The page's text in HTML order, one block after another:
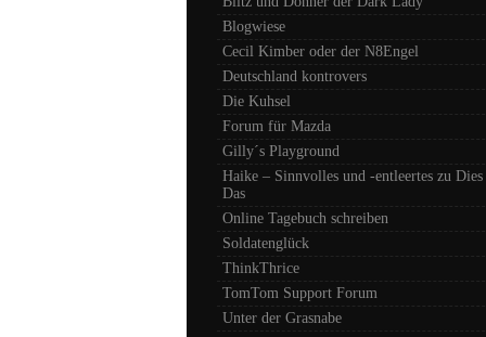
Blogwiese
Cecil Kimber oder der N8Engel
Deutschland kontrovers
Die Kuhsel
Forum für Mazda
Gilly´s Playground
Haike – Sinnvolles und -entleertes zu Dies
Das
Online Tagebuch schreiben
Soldatenglück
ThinkThrice
TomTom Support Forum
Unter der Grasnabe